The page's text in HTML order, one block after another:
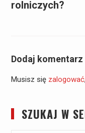
rolniczych?
Dodaj komentarz
Musisz się zalogować
SZUKAJ W